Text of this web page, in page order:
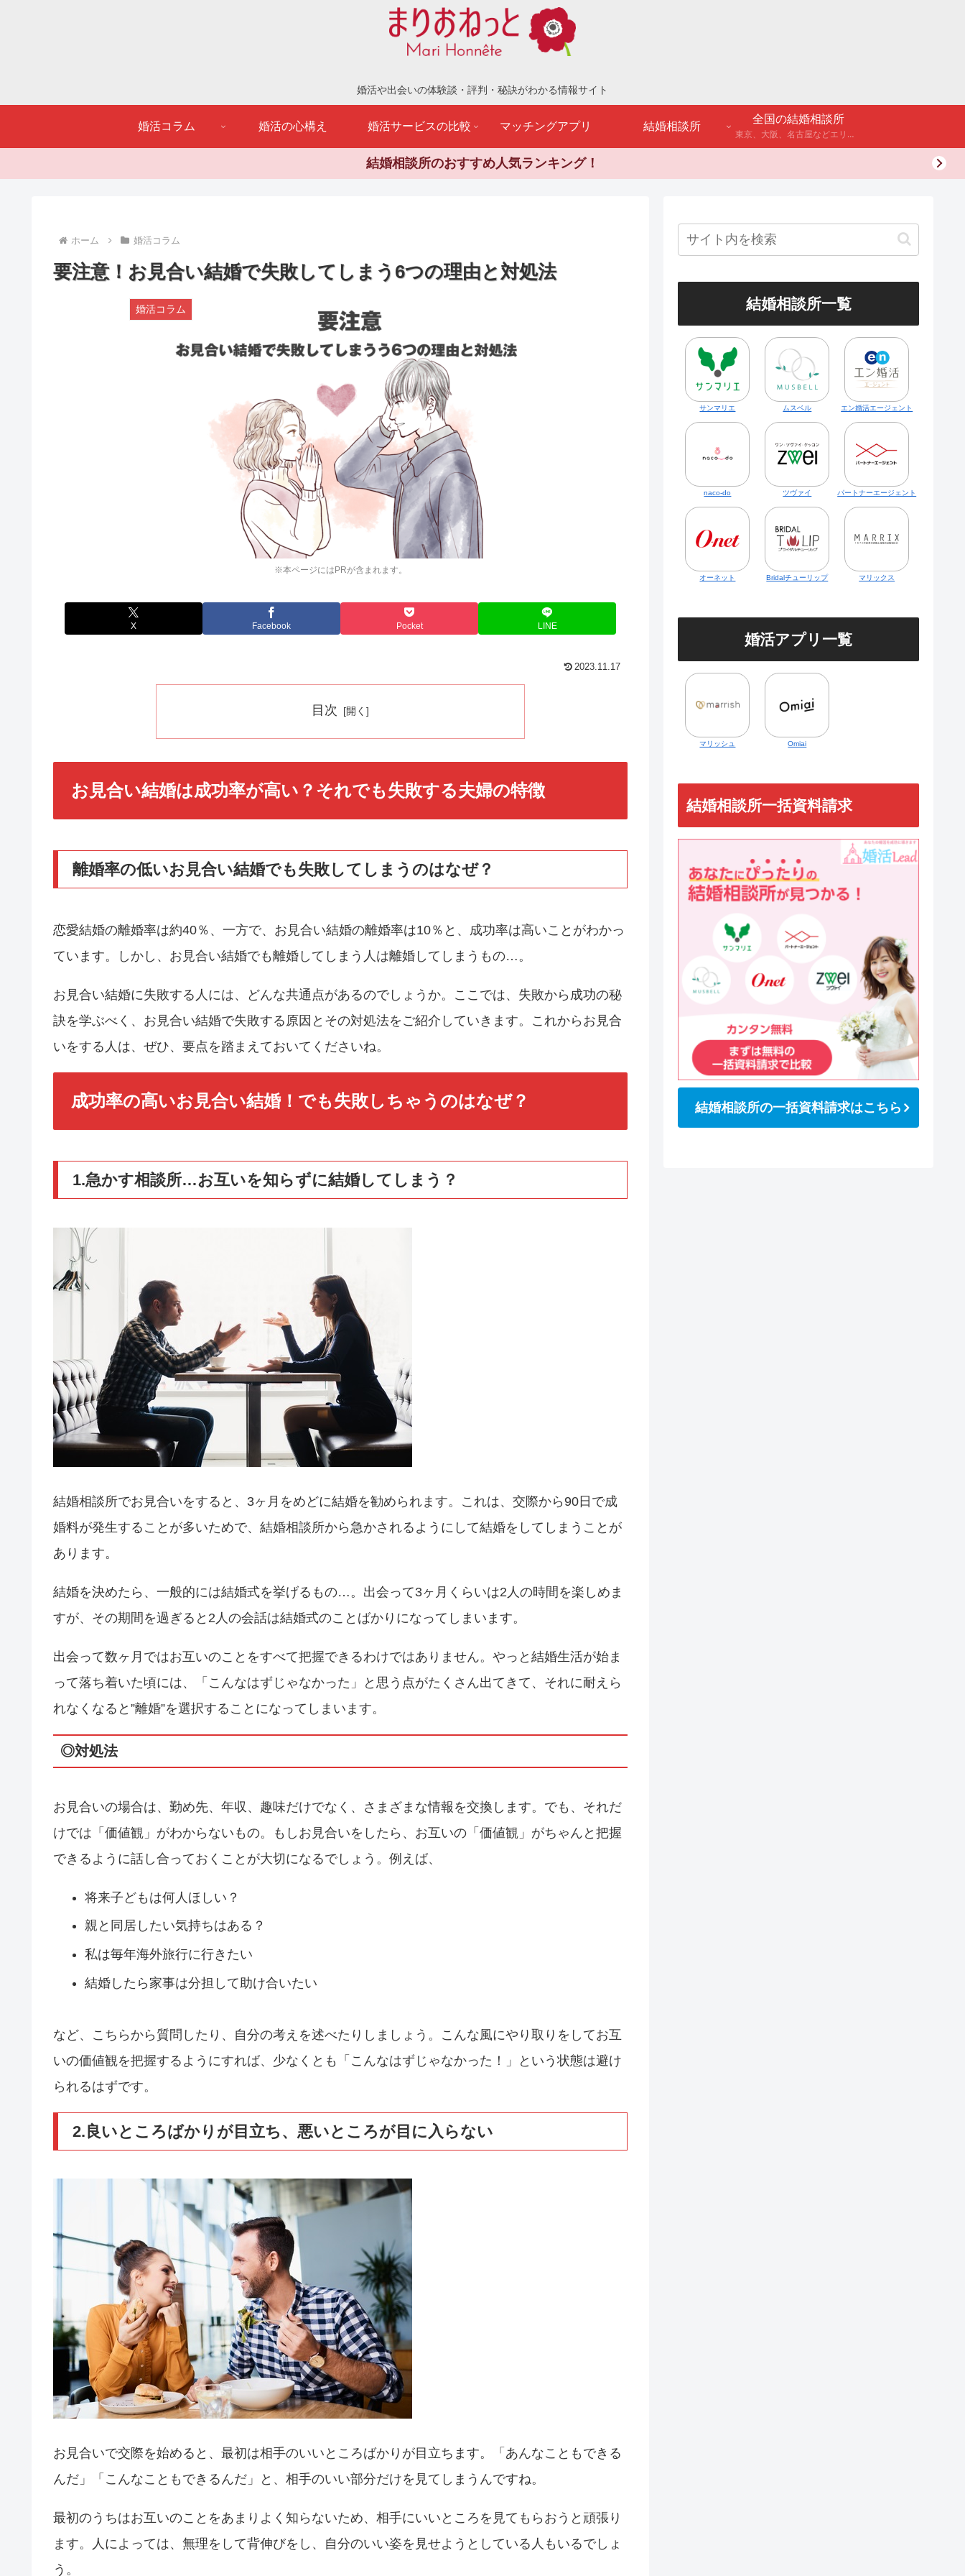
婚活や出会いの体験談・評判・秘訣がわかる情報サイト
婚活コラム 婚活の心構え 婚活サービスの比較 マッチングアプリ 結婚相談所
全国の結婚相談所
東京、大阪、名古屋などエリア別のアンケート調査や結婚相談所・婚活パーティーの体験談などを公開。
結婚相談所のおすすめ人気ランキング！
ホーム 婚活コラム
要注意！お見合い結婚で失敗してしまう6つの理由と対処法
※本ページにはPRが含まれます。
婚活コラム
X Facebook Pocket LINE
2023.11.17
目次
お見合い結婚は成功率が高い？それでも失敗する夫婦の特徴
離婚率の低いお見合い結婚でも失敗してしまうのはなぜ？
恋愛結婚の離婚率は約40％、一方で、お見合い結婚の離婚率は10％と、成功率は高いことがわかっ
ています。しかし、お見合い結婚でも離婚してしまう人は離婚してしまうもの…。
お見合い結婚に失敗する人には、どんな共通点があるのでしょうか。ここでは、失敗から成功の秘
訣を学ぶべく、お見合い結婚で失敗する原因とその対処法をご紹介していきます。これからお見合
いをする人は、ぜひ、要点を踏まえておいてくださいね。
成功率の高いお見合い結婚！でも失敗しちゃうのはなぜ？
1.急かす相談所…お互いを知らずに結婚してしまう？
結婚相談所でお見合いをすると、3ヶ月をめどに結婚を勧められます。これは、交際から90日で成
婚料が発生することが多いためで、結婚相談所から急かされるようにして結婚をしてしまうことが
あります。
結婚を決めたら、一般的には結婚式を挙げるもの…。出会って3ヶ月くらいは2人の時間を楽しめま
すが、その期間を過ぎると2人の会話は結婚式のことばかりになってしまいます。
出会って数ヶ月ではお互いのことをすべて把握できるわけではありません。やっと結婚生活が始ま
って落ち着いた頃には、「こんなはずじゃなかった」と思う点がたくさん出てきて、それに耐えら
れなくなると”離婚”を選択することになってしまいます。
◎対処法
お見合いの場合は、勤め先、年収、趣味だけでなく、さまざまな情報を交換します。でも、それだ
けでは「価値観」がわからないもの。もしお見合いをしたら、お互いの「価値観」がちゃんと把握
できるように話し合っておくことが大切になるでしょう。例えば、
将来子どもは何人ほしい？
親と同居したい気持ちはある？
私は毎年海外旅行に行きたい
結婚したら家事は分担して助け合いたい
など、こちらから質問したり、自分の考えを述べたりしましょう。こんな風にやり取りをしてお互
いの価値観を把握するようにすれば、少なくとも「こんなはずじゃなかった！」という状態は避け
られるはずです。
2.良いところばかりが目立ち、悪いところが目に入らない
お見合いで交際を始めると、最初は相手のいいところばかりが目立ちます。「あんなこともできる
んだ」「こんなこともできるんだ」と、相手のいい部分だけを見てしまうんですね。
最初のうちはお互いのことをあまりよく知らないため、相手にいいところを見てもらおうと頑張り
ます。人によっては、無理をして背伸びをし、自分のいい姿を見せようとしている人もいるでしょ
う。
結婚相談所一覧
サンマリエ ムスベル エン婚活エージェント
naco-do ツヴァイ パートナーエージェント
オーネット Bridalチューリップ マリックス
婚活アプリ一覧
マリッシュ Omiai
結婚相談所一括資料請求
結婚相談所の一括資料請求はこちら